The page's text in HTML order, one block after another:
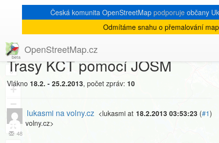
Česká komunita OpenStreetMap podporuje občany
Odmítáme snahu o přemalování
OpenStreetMap.cz
8
+
−
« zpět na výpis měsíce
[Talk-cz]
Trasy KČT pomocí JOSM
Vlákno 18.2. - 25.2.2013, počet zpráv: 10
18.2.2013 03:53:23 (#1)
lukasmi na volny.cz <lukasmi at
volny.cz>
48